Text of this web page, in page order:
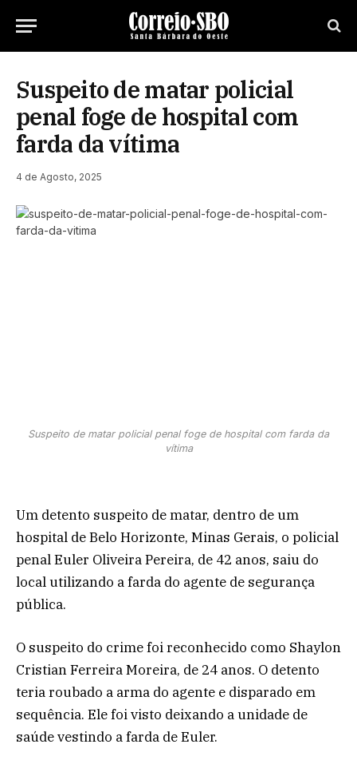
Suspeito de matar policial
penal foge de hospital com
farda da vítima
4 de Agosto, 2025
Suspeito de matar policial penal foge de hospital com farda da
vítima
Um detento suspeito de matar, dentro de um
hospital de Belo Horizonte, Minas Gerais, o policial
penal Euler Oliveira Pereira, de 42 anos, saiu do
local utilizando a farda do agente de segurança
pública.
O suspeito do crime foi reconhecido como Shaylon
Cristian Ferreira Moreira, de 24 anos. O detento
teria roubado a arma do agente e disparado em
sequência. Ele foi visto deixando a unidade de
saúde vestindo a farda de Euler.